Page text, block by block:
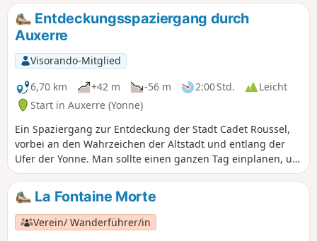
Entdeckungsspaziergang durch
Auxerre
Visorando-Mitglied
6,70 km
+42 m -56 m 2:00 Std.
Leicht
Start in Auxerre (Yonne)
Ein Spaziergang zur Entdeckung der Stadt Cadet Roussel,
vorbei an den Wahrzeichen der Altstadt und entlang der
Ufer der Yonne. Man sollte einen ganzen Tag einplanen, um
diese fast 7 km zurückzulegen, einschließlich der
Besichtigungen der Kirchen und der Pausen am Ufer der
Yonne.La Fontaine Morte
Verein/ Wanderführer/in